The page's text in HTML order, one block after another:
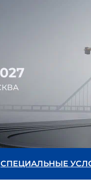
СПЕЦИАЛЬНЫЕ